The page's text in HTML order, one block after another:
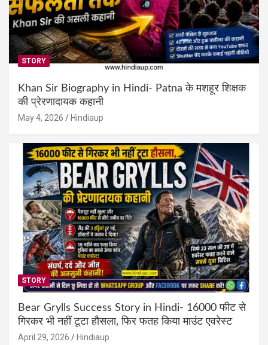
STORY
Khan Sir Biography in Hindi- Patna के मशहूर शिक्षक
की प्रेरणादायक कहानी
May 4, 2026 Hindiaup
STORY
Bear Grylls Success Story in Hindi- 16000 फीट से
गिरकर भी नहीं टूटा हौसला, फिर फतह किया माउंट एवरेस्ट
April 29, 2026 Hindiaup